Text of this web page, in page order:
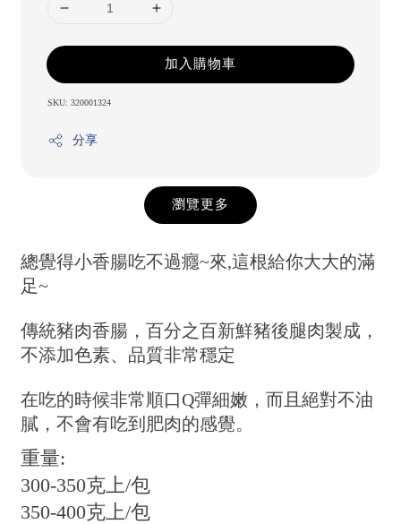
加入購物車
SKU: 320001324
分享
瀏覽更多
總覺得小香腸吃不過癮~來,這根給你大大的滿
足~
傳統豬肉香腸，百分之百新鮮豬後腿肉製成，
不添加色素、品質非常穩定
在吃的時候非常順口Q彈細嫩，而且絕對不油
膩，不會有吃到肥肉的感覺。
重量:
300-350克上/包
350-400克上/包